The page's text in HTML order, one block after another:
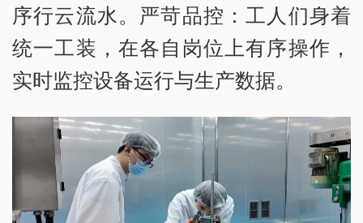
序行云流水。严苛品控：工人们身着
统一工装，在各自岗位上有序操作，
实时监控设备运行与生产数据。